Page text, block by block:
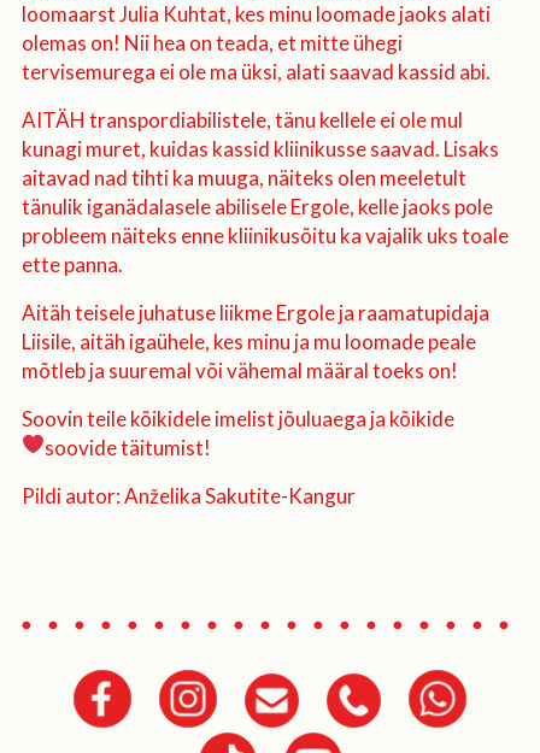
loomaarst Julia Kuhtat, kes minu loomade jaoks alati
olemas on! Nii hea on teada, et mitte ühegi
tervisemurega ei ole ma üksi, alati saavad kassid abi.
AITÄH transpordiabilistele, tänu kellele ei ole mul
kunagi muret, kuidas kassid kliinikusse saavad. Lisaks
aitavad nad tihti ka muuga, näiteks olen meeletult
tänulik iganädalasele abilisele Ergole, kelle jaoks pole
probleem näiteks enne kliinikusõitu ka vajalik uks toale
ette panna.
Aitäh teisele juhatuse liikme Ergole ja raamatupidaja
Liisile, aitäh igaühele, kes minu ja mu loomade peale
mõtleb ja suuremal või vähemal määral toeks on!
Soovin teile kõikidele imelist jõuluaega ja kõikide
soovide täitumist!
Pildi autor: Anželika Sakutite-Kangur